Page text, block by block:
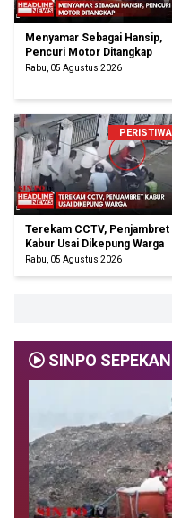
Menyamar Sebagai Hansip,
Pencuri Motor Ditangkap
Rabu, 05 Agustus 2026
PERISTIWA
Terekam CCTV, Penjambret
Kabur Usai Dikepung Warga
Rabu, 05 Agustus 2026
SINPO SEPEKAN